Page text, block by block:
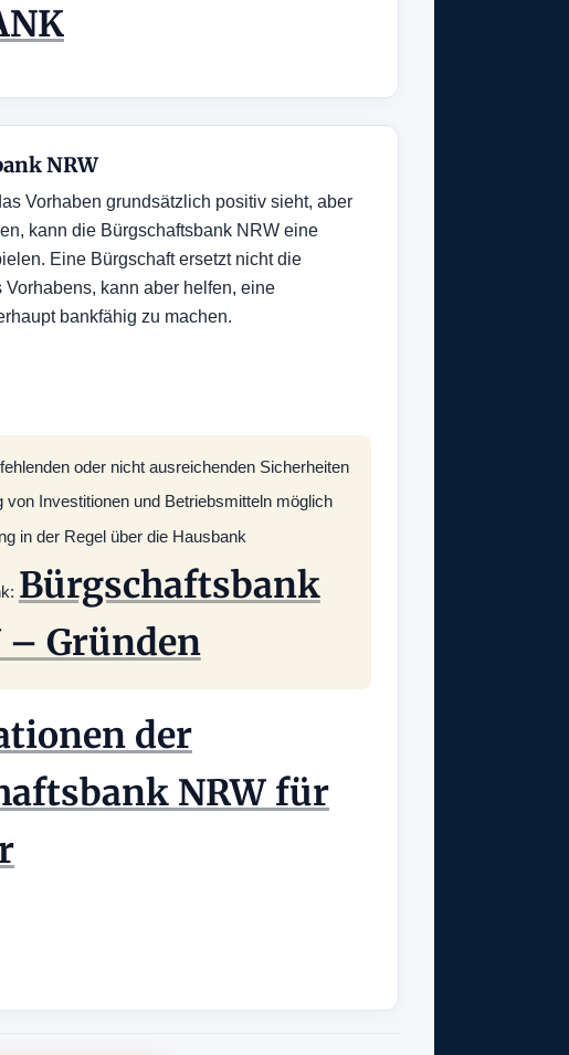
NRW
Vorhaben grundsätzlich positiv sieht, aber
kann die Bürgschaftsbank NRW eine
Eine Bürgschaft ersetzt nicht die
Vorhabens, kann aber helfen, eine
bankfähig zu machen.
oder nicht ausreichenden Sicherheiten
von Investitionen und Betriebsmitteln möglich
in der Regel über die Hausbank
Bürgschaftsbank
– Gründen
der
NRW für